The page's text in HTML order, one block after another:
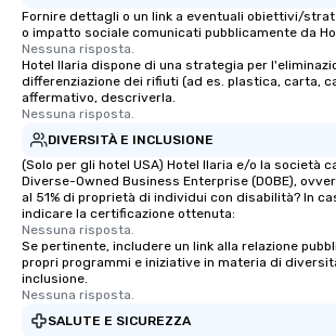
Fornire dettagli o un link a eventuali obiettivi/
o impatto sociale comunicati pubblicamente da
Nessuna risposta.
Hotel Ilaria dispone di una strategia per
differenziazione dei rifiuti (ad es. plastica, carta,
affermativo, descriverla.
Nessuna risposta.
DIVERSITÀ E INCLUSIONE
(Solo per gli hotel USA) Hotel Ilaria e/o la società
Diverse-Owned Business Enterprise (DOBE),
al 51% di proprietà di individui con disabilità? In
indicare la certificazione ottenuta:
Nessuna risposta.
Se pertinente, includere un link alla relazione
propri programmi e iniziative in materia di
inclusione.
Nessuna risposta.
SALUTE E SICUREZZA